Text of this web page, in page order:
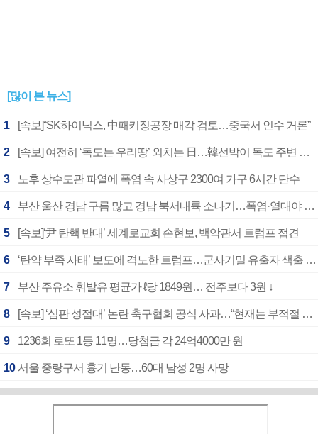
[많이 본 뉴스]
1 [속보]“SK하이닉스, 中패키징공장 매각 검토…중국서 인수 거론”
2 [속보] 여전히 ‘독도는 우리땅’ 외치는 日…韓선박이 독도 주변 해양조사 활동하자 반발
3 노후 상수도관 파열에 폭염 속 사상구 2300여 가구 6시간 단수
4 부산 울산 경남 구름 많고 경남 북서내륙 소나기…폭염·열대야 계속
5 [속보]‘尹 탄핵 반대’ 세계로교회 손현보, 백악관서 트럼프 접견
6 ‘탄약 부족 사태’ 보도에 격노한 트럼프…군사기밀 유출자 색출 지시
7 부산 주유소 휘발유 평균가 ℓ당 1849원… 전주보다 3원 ↓
8 [속보] ‘심판 성접대’ 논란 축구협회 공식 사과…“현재는 부적절 행위 없어”
9 1236회 로또 1등 11명…당첨금 각 24억4000만 원
10 서울 중랑구서 흉기 난동…60대 남성 2명 사망